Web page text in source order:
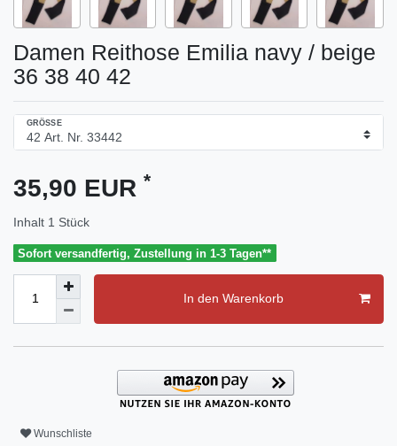
Damen Reithose Emilia navy / beige
36 38 40 42
GRÖSSE
35,90 EUR *
Inhalt 1 Stück
Sofort versandfertig, Zustellung in 1-3 Tagen**
In den Warenkorb
Wunschliste